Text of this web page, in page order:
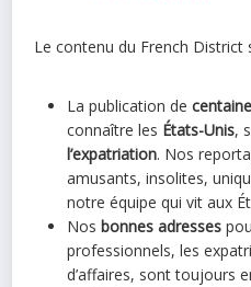
Le contenu du French District
La publication de
connaître les États-Unis,
l’expatriation. Nos
amusants, insolites,
notre équipe qui vit aux
Nos bonnes adresses
professionnels, les
d’affaires, sont toujours